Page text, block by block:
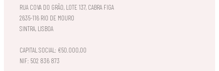
RUA COVA DO GRÃO, LOTE 137, CABRA FIGA
2635-116 RIO DE MOURO
SINTRA, LISBOA
CAPITAL SOCIAL: €50.000,00
NIF: 502 836 873